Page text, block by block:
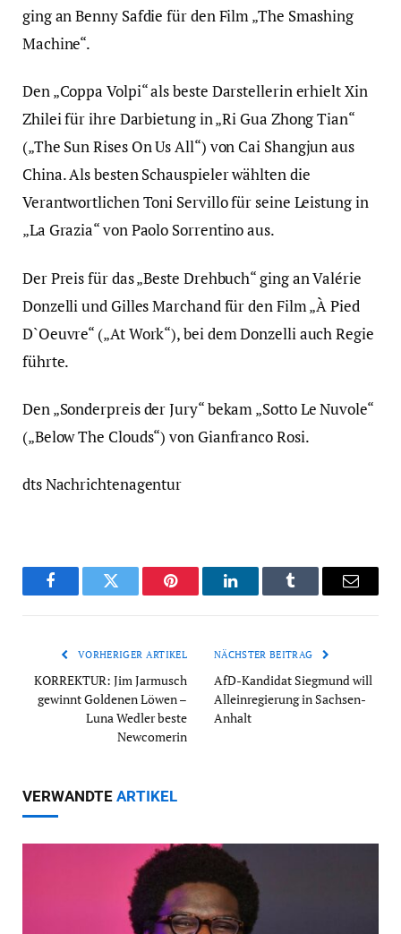
ging an Benny Safdie für den Film „The Smashing
Machine“.
Den „Coppa Volpi“ als beste Darstellerin erhielt Xin
Zhilei für ihre Darbietung in „Ri Gua Zhong Tian“
(„The Sun Rises On Us All“) von Cai Shangjun aus
China. Als besten Schauspieler wählten die
Verantwortlichen Toni Servillo für seine Leistung in
„La Grazia“ von Paolo Sorrentino aus.
Der Preis für das „Beste Drehbuch“ ging an Valérie
Donzelli und Gilles Marchand für den Film „À Pied
D`Oeuvre“ („At Work“), bei dem Donzelli auch Regie
führte.
Den „Sonderpreis der Jury“ bekam „Sotto Le Nuvole“
(„Below The Clouds“) von Gianfranco Rosi.
dts Nachrichtenagentur
FacebookTwitter Pinterest LinkedInTumblr Email
VORHERIGER ARTIKEL
KORREKTUR: Jim Jarmusch
gewinnt Goldenen Löwen –
Luna Wedler beste
Newcomerin
NÄCHSTER BEITRAG
AfD-Kandidat Siegmund will
Alleinregierung in Sachsen-
Anhalt
VERWANDTE ARTIKEL